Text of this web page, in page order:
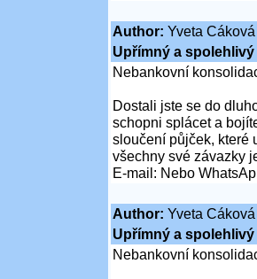
Author: Yveta Cáková
Upřímný a
Nebankovní
Dostali jste se do
schopni splácet a
sloučení půjček, které
všechny své závazky
E-mail: Nebo
Author: Yveta Cáková
Upřímný a
Nebankovní